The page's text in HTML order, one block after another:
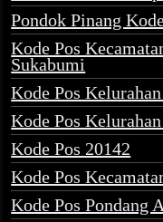
Pondok Pinang
Kode Pos
Sukabumi
Kode Pos
Kode Pos
Kode Pos 20142
Kode Pos
Kode Pos Pondang